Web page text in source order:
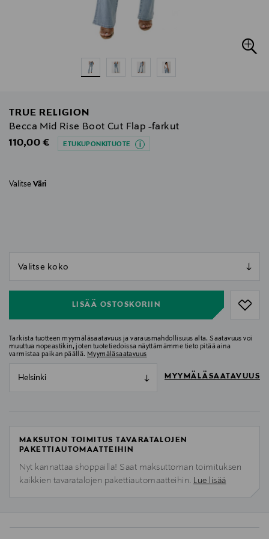
TRUE RELIGION
Becca Mid Rise Boot Cut Flap -farkut
Original Price
110,00 € ETUKUPONKITUOTE
Valitse Väri
LISÄÄ OSTOSKORIIN
Tarkista tuotteen myymäläsaatavuus ja varausmahdollisuus alta. Saatavuus voi
muuttua nopeastikin, joten tuotetiedoissa näyttämämme tieto pitää aina
varmistaa paikan päällä. Myymäläsaatavuus
Helsinki MYYMÄLÄSAATAVUUS
MAKSUTON TOIMITUS TAVARATALOJEN
PAKETTIAUTOMAATTEIHIN
Nyt kannattaa shoppailla! Saat maksuttoman toimituksen
kaikkien tavaratalojen pakettiautomaatteihin. Lue lisää